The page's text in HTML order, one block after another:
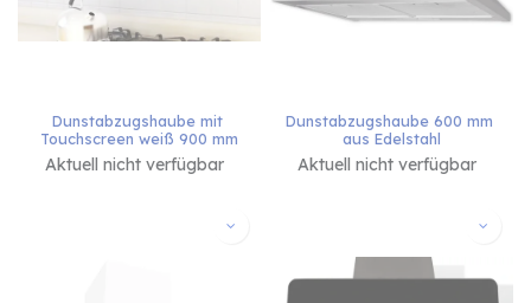
Dunstabzugshaube mit
Touchscreen weiß 900 mm
Aktuell nicht verfügbar
Dunstabzugshaube 600 mm
aus Edelstahl
Aktuell nicht verfügbar